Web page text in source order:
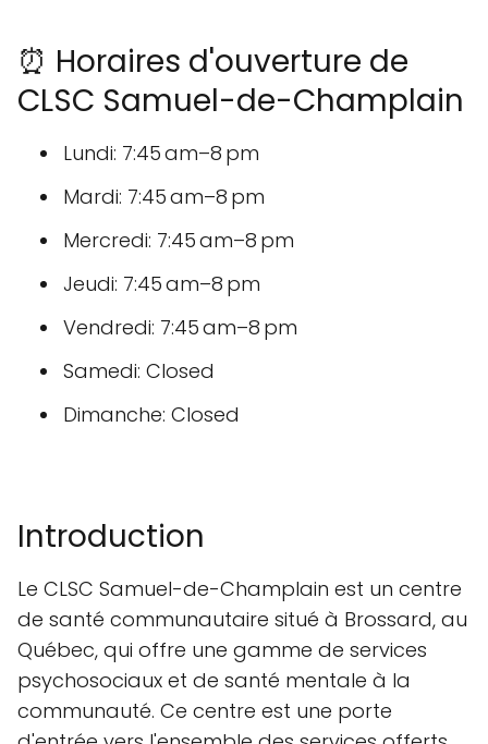
⏰ Horaires d'ouverture de
CLSC Samuel-de-Champlain
Lundi: 7:45 am–8 pm
Mardi: 7:45 am–8 pm
Mercredi: 7:45 am–8 pm
Jeudi: 7:45 am–8 pm
Vendredi: 7:45 am–8 pm
Samedi: Closed
Dimanche: Closed
Introduction
Le CLSC Samuel-de-Champlain est un centre
de santé communautaire situé à Brossard, au
Québec, qui offre une gamme de services
psychosociaux et de santé mentale à la
communauté. Ce centre est une porte